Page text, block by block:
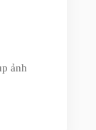
ảnh